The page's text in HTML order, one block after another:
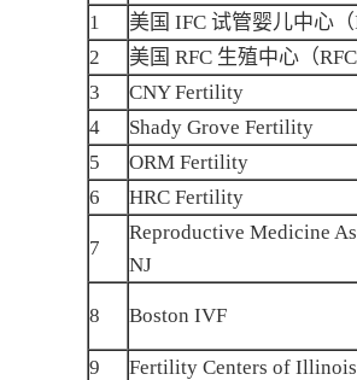
1
美国 IFC 试管婴儿中心（
2
美国 RFC 生殖中心（RFC
3
CNY Fertility
4
Shady Grove Fertility
5
ORM Fertility
6
HRC Fertility
7
Reproductive Medicine
NJ
8 Boston IVF
9 Fertility Centers of Illinois